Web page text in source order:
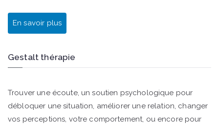
En savoir plus
Gestalt thérapie
Trouver une écoute, un soutien psychologique pour
débloquer une situation, améliorer une relation, changer
vos perceptions, votre comportement, ou encore pour